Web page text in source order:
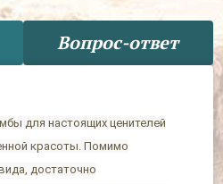
Вопрос-ответ
для настоящих ценителей
красоты. Помимо
достаточно